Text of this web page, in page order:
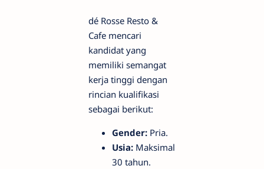
dé Rosse Resto &
Cafe mencari
kandidat yang
memiliki semangat
kerja tinggi dengan
rincian kualifikasi
sebagai berikut:
Gender: Pria.
Usia: Maksimal
30 tahun.